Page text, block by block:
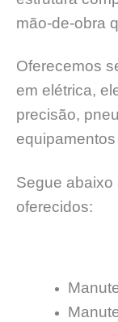
mão-de-obra
Oferecemos
em elétrica,
precisão,
Segue
oferecidos: